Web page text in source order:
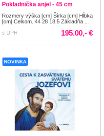
Pokladnička anjel - 45 cm
Rozmery výška [cm] Šírka [cm] Hĺbka
[cm] Celkom. 44 28 18.5 Základňa ...
s DPH
195.00,- €
NOVINKA